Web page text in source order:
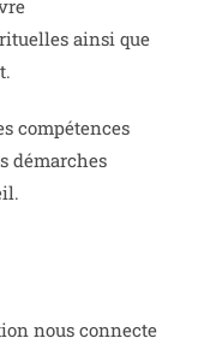
ainsi que
compétences
démarches
nous connecte